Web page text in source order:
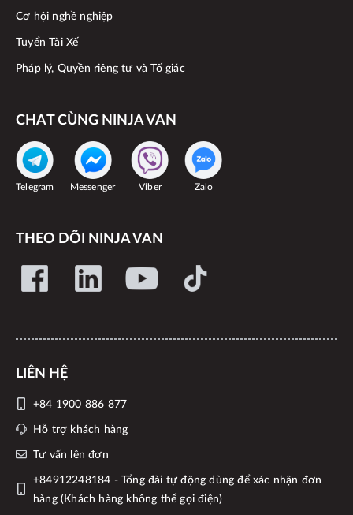
Cơ hội nghề nghiệp
Tuyển Tài Xế
Pháp lý, Quyền riêng tư và Tố giác
CHAT CÙNG NINJA VAN
Telegram Messenger Viber Zalo
THEO DÕI NINJA VAN
LIÊN HỆ
+84 1900 886 877
Hỗ trợ khách hàng
Tư vấn lên đơn
+84912248184 - Tổng đài tự động dùng để xác nhận đơn
hàng (Khách hàng không thể gọi điện)